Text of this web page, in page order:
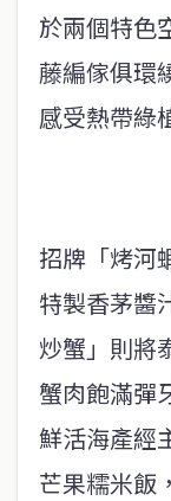
於兩個特色
藤編傢俱環
感受熱帶綠
招牌「烤河
特製香茅醬
炒蟹」則將
蟹肉飽滿彈
鮮活海產經
芒果糯米飯